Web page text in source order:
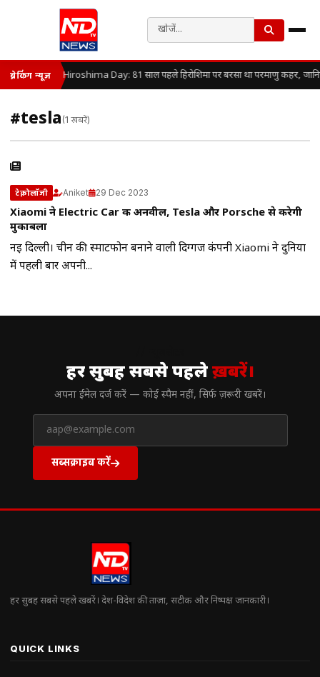
ब्रेकिंग न्यूज़ Hiroshima Day: 81 साल पहले हिरोशिमा पर बरसा था परमाणु कहर,
#tesla (1 खबरें)
टेक्नोलॉजी Aniket 29 Dec 2023
Xiaomi ने Electric Car की अनवील, Tesla और Porsche से करेगी
मुकाबला
नई दिल्ली। चीन की स्मार्टफोन बनाने वाली दिग्गज कंपनी Xiaomi ने दुनिया
में पहली बार अपनी...
हर सुबह सबसे पहलेख़बरें।
अपना ईमेल दर्ज करें — कोई स्पैम नहीं, सिर्फ ज़रूरी खबरें।
सब्सक्राइब करें
हर सुबह सबसे पहले खबरें। देश-विदेश की ताज़ा, सटीक और निष्पक्ष जानकारी।
QUICK LINKS